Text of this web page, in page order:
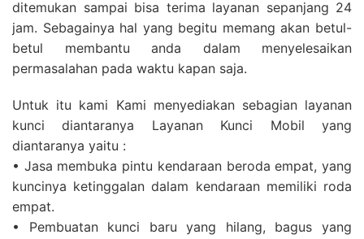
ditemukan sampai bisa terima layanan sepanjang 24
jam. Sebagainya hal yang begitu memang akan betul-
betul membantu anda dalam menyelesaikan
permasalahan pada waktu kapan saja.
Untuk itu kami Kami menyediakan sebagian layanan
kunci diantaranya Layanan Kunci Mobil yang
diantaranya yaitu :
• Jasa membuka pintu kendaraan beroda empat, yang
kuncinya ketinggalan dalam kendaraan memiliki roda
empat.
• Pembuatan kunci baru yang hilang, bagus yang